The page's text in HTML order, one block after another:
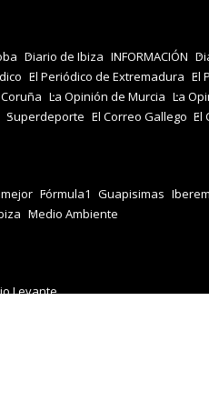
Diario de Ibiza INFORMACIÓN
El Periódico de Extremadura El
La Opinión de Murcia La
Superdeporte El Correo Gallego El
Fórmula1 Guapisimas
Medio Ambiente
Levante